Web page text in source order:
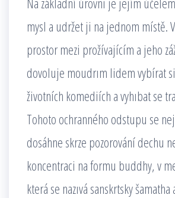
mysl a udržet ji na jednom místě.
prostor mezi prožívajícím a jeho
dovoluje moudrım lidem vybírat
životních komediích a vyhıbat se
Tohoto ochranného odstupu se
dosáhne skrze pozorování dechu
koncentraci na formu buddhy, v
která se nazıvá sanskrtsky